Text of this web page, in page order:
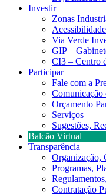
Investir
Zonas
Via Verde
GIP –
CI3 – Centro
Participar
Fale com a
Comunicação
Orçamento
Serviços
Sugestões,
Balcão Virtual
Transparência
Organização,
Programas,
Contratação